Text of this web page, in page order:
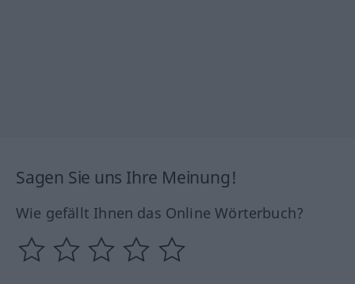
Sagen Sie uns Ihre Meinung!
Wie gefällt Ihnen das Online Wörterbuch?